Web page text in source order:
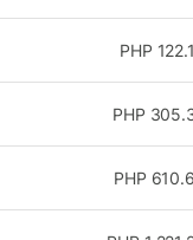
PHP
PHP
PHP